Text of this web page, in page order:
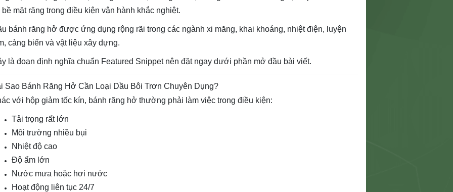
bề mặt răng trong điều kiện vận hành khắc nghiệt.
bánh răng hở được ứng dụng rộng rãi trong các ngành xi măng, khai khoáng, nhiệt điện, luyện
cảng biển và vật liệu xây dựng.
là đoạn định nghĩa chuẩn Featured Snippet nên đặt ngay dưới phần mở đầu bài viết.
Sao Bánh Răng Hở Cần Loại Dầu Bôi Trơn Chuyên Dụng?
với hộp giảm tốc kín, bánh răng hở thường phải làm việc trong điều kiện:
Tải trọng rất lớn
Môi trường nhiều bụi
Nhiệt độ cao
Độ ẩm lớn
Nước mưa hoặc hơi nước
Hoạt động liên tục 24/7